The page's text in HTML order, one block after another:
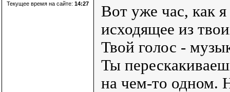
Текущее время на сайте: 14:27
Вот уже час, как
исходящее из
Твой голос -
Ты
на чем-то одном.